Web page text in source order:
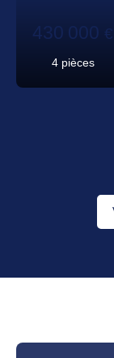
430 000 €
4 pièces